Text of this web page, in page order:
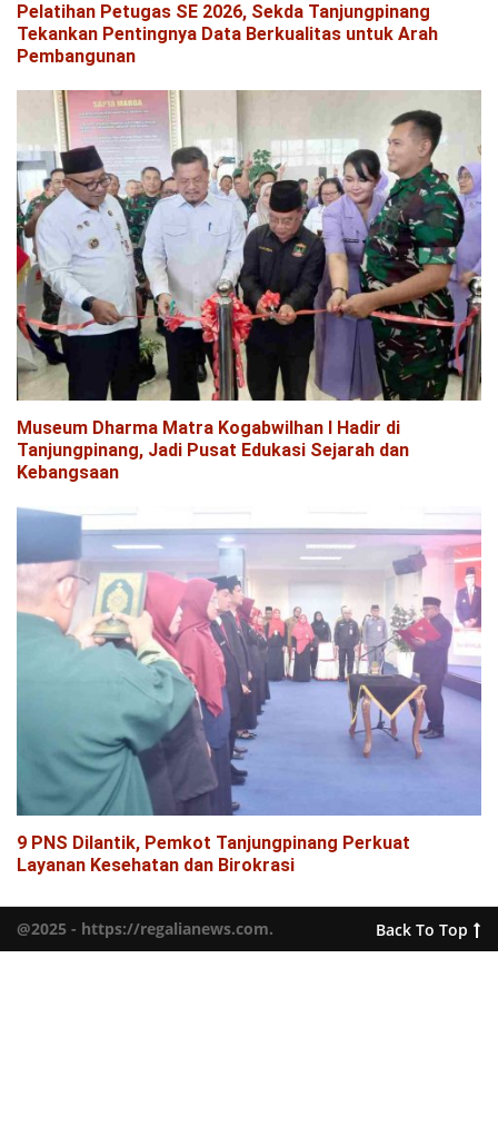
Pelatihan Petugas SE 2026, Sekda Tanjungpinang
Tekankan Pentingnya Data Berkualitas untuk Arah
Pembangunan
Museum Dharma Matra Kogabwilhan I Hadir di
Tanjungpinang, Jadi Pusat Edukasi Sejarah dan
Kebangsaan
9 PNS Dilantik, Pemkot Tanjungpinang Perkuat
Layanan Kesehatan dan Birokrasi
@2025 - https://regalianews.com. Back To Top